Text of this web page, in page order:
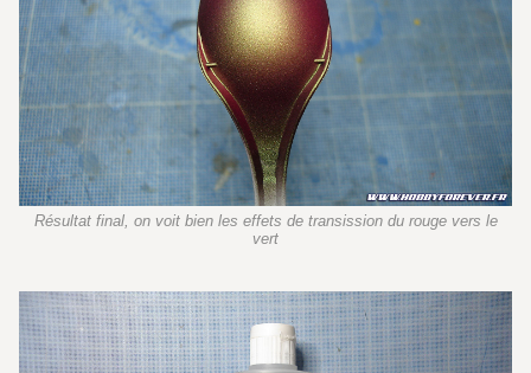
Résultat final, on voit bien les effets de transission du rouge vers le
vert